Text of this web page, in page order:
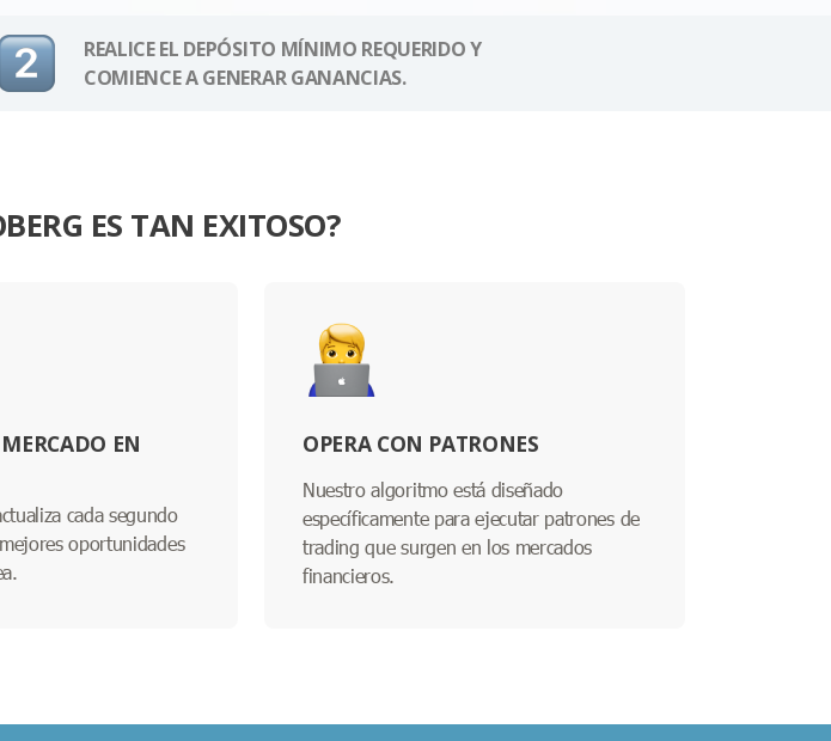
REALICE EL DEPÓSITO MÍNIMO REQUERIDO Y
COMIENCE A GENERAR GANANCIAS.
ES TAN EXITOSO?
EN
cada segundo
oportunidades
OPERA CON PATRONES
Nuestro algoritmo está diseñado
específicamente para ejecutar patrones de
trading que surgen en los mercados
financieros.